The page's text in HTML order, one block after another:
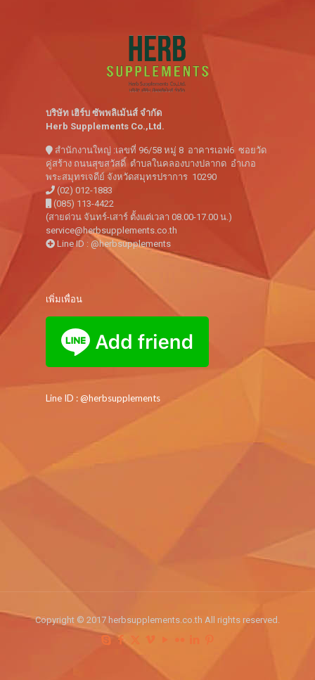
บริษัท เฮิร์บ ซัพพลิเม้นส์ จำกัด
Herb Supplements Co.,Ltd.
สำนักงานใหญ่ :เลขที่ 96/58 หมู่ 8 อาคารเอฟ6 ซอยวัด
คู่สร้าง ถนนสุขสวัสดิ์ ตำบลในคลองบางปลากด อำเภอ
พระสมุทรเจดีย์ จังหวัดสมุทรปราการ 10290
(02) 012-1883
(085) 113-4422
(สายด่วน จันทร์-เสาร์ ตั้งแต่เวลา 08.00-17.00 น.)
service@herbsupplements.co.th
Line ID : @herbsupplements
เพิ่มเพื่อน
Line ID : @herbsupplements
Copyright © 2017 herbsupplements.co.th All rights reserved.